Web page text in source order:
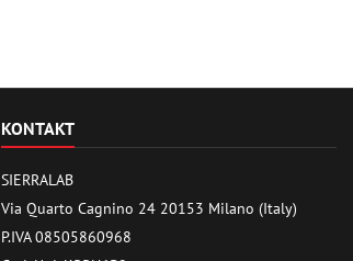
KONTAKT
SIERRALAB
Via Quarto Cagnino 24 20153 Milano (Italy)
P.IVA 08505860968